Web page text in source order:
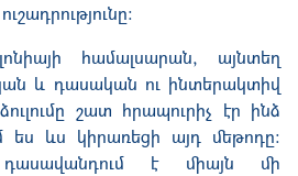
համալսարան, այնտեղ
և դասական ու ինտերակտիվ
շատ հրապուրիչ էր ինձ
ես ևս կիրառեցի այդ մեթոդը։
է միայն մի